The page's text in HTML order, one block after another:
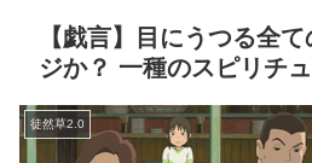
【戯言】目にうつる全
ジか？ 一種のスピリチ
徒然草2.0